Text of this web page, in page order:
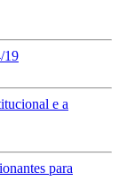
19
e a
para